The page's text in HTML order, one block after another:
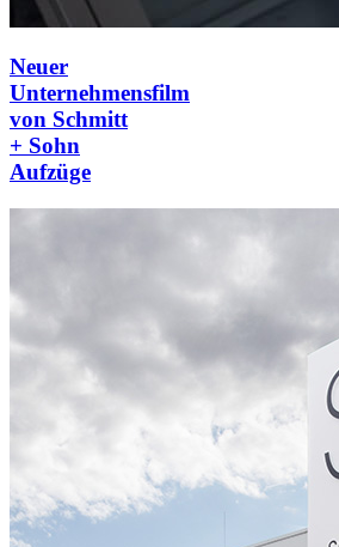
Neuer
Unternehmensfilm
von Schmitt
+ Sohn
Aufzüge